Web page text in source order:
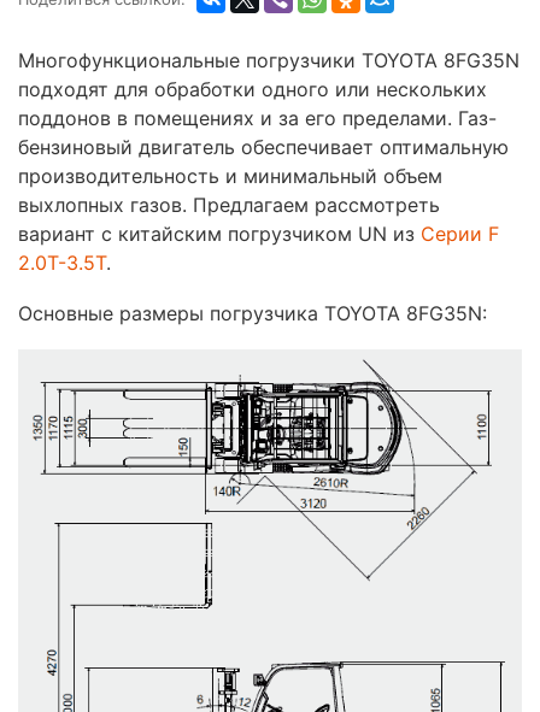
Многофункциональные погрузчики TOYOTA 8FG35N
подходят для обработки одного или нескольких
поддонов в помещениях и за его пределами. Газ-
бензиновый двигатель обеспечивает оптимальную
производительность и минимальный объем
выхлопных газов. Предлагаем рассмотреть
вариант с китайским погрузчиком UN из Серии F
2.0T-3.5T.
Основные размеры погрузчика TOYOTA 8FG35N: